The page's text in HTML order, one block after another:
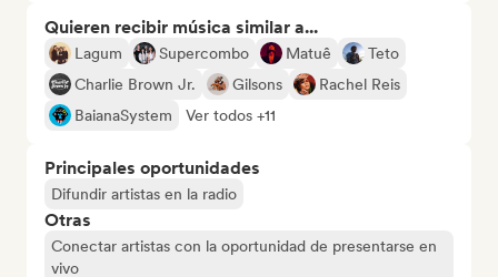
Quieren recibir música similar a...
Lagum Supercombo Matuê
Teto
Charlie Brown Jr.
Gilsons
Rachel Reis
BaianaSystem
Ver todos +11
Principales oportunidades
Difundir artistas en la radio
Otras
Conectar artistas con la oportunidad de presentarse en
vivo